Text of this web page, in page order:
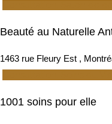
Beauté au Naturelle
1463 rue Fleury Est ,
1001 soins pour elle